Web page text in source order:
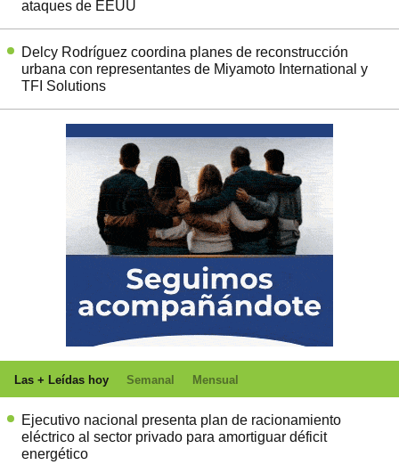
ataques de EEUU
Delcy Rodríguez coordina planes de reconstrucción
urbana con representantes de Miyamoto International y
TFI Solutions
Las + Leídas hoy Semanal Mensual
Ejecutivo nacional presenta plan de racionamiento
eléctrico al sector privado para amortiguar déficit
energético